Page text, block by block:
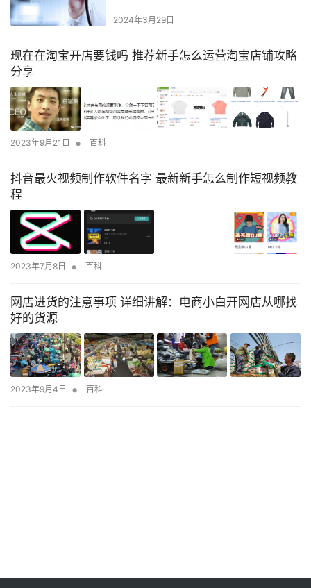
2024年3月29日
现在在淘宝开店要钱吗 推荐新手怎么运营淘宝店铺攻略
分享
2023年9月21日 • 百科
抖音最火视频制作软件名字 最新新手怎么制作短视频教
程
2023年7月8日 • 百科
网店进货的注意事项 详细讲解：电商小白开网店从哪找
好的货源
2023年9月4日 • 百科